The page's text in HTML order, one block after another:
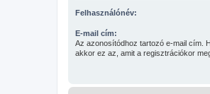
Felhasználónév:
E-mail cím:
Az azonosítódhoz tartozó e-mail cím.
akkor ez az, amit a regisztrációkor